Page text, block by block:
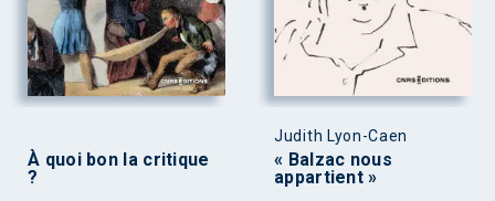
À quoi bon la critique
?
Judith Lyon-Caen
« Balzac nous
appartient »